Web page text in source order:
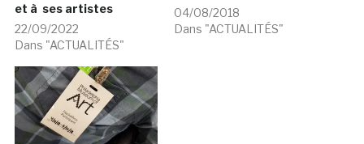
et à ses artistes
22/09/2022
Dans "ACTUALITÉS"
04/08/2018
Dans "ACTUALITÉS"